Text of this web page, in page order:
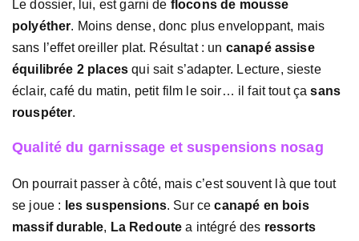
Le dossier, lui, est garni de flocons de mousse
polyéther. Moins dense, donc plus enveloppant, mais
sans l’effet oreiller plat. Résultat : un canapé assise
équilibrée 2 places qui sait s’adapter. Lecture, sieste
éclair, café du matin, petit film le soir… il fait tout çasans
rouspéter.
Qualité du garnissage et suspensions nosag
On pourrait passer à côté, mais c’est souvent là que tout
se joue : les suspensions. Sur cecanapé en bois
massif durable, La Redoute a intégré des ressorts